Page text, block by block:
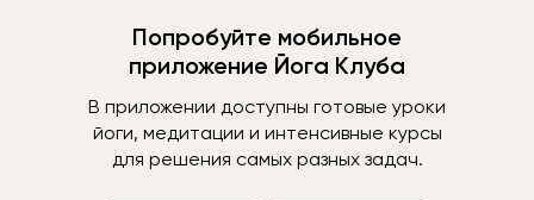
Попробуйте мобильное
приложение Йога Клуба
В приложении доступны готовые уроки
йоги, медитации и интенсивные курсы
для решения самых разных задач.